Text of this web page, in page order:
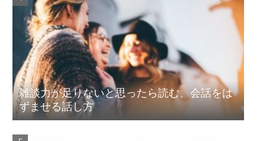
雑談力が足りないと思ったら読む、会話をは
ずませる話し方